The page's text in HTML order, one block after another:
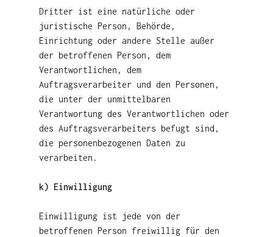
Dritter ist eine natürliche oder
juristische Person, Behörde,
Einrichtung oder andere Stelle außer
der betroffenen Person, dem
Verantwortlichen, dem
Auftragsverarbeiter und den Personen,
die unter der unmittelbaren
Verantwortung des Verantwortlichen oder
des Auftragsverarbeiters befugt sind,
die personenbezogenen Daten zu
verarbeiten.
k) Einwilligung
Einwilligung ist jede von der
betroffenen Person freiwillig für den